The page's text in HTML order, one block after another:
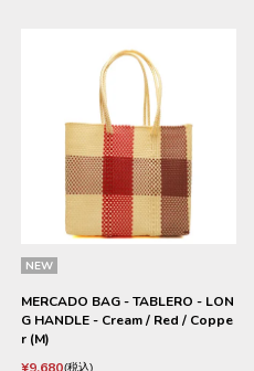
NEW
MERCADO BAG - TABLERO - LON
G HANDLE - Cream / Red / Coppe
r (M)
¥9,680 税込